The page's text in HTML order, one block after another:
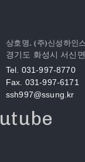
상호명. (주)신성하인
경기도 화성시 서신
Tel. 031-997-8770
Fax. 031-997-6171
ssh997@ssung.kr